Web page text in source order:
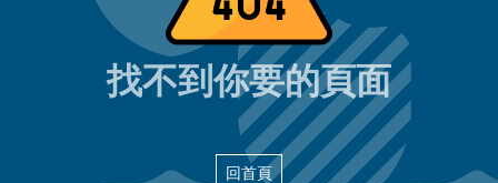
404頁面
找不到你要的頁面
回首頁